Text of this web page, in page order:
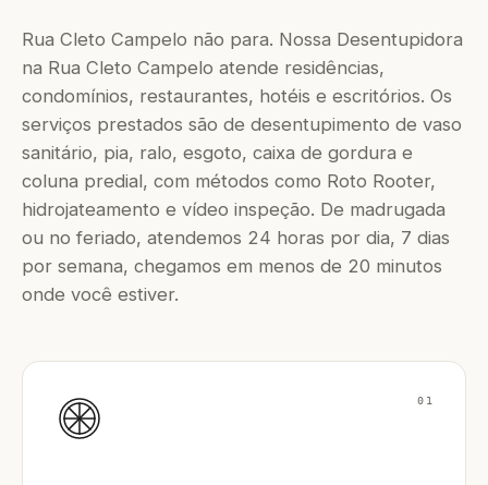
Rua Cleto Campelo não para. Nossa Desentupidora
na Rua Cleto Campelo atende residências,
condomínios, restaurantes, hotéis e escritórios. Os
serviços prestados são de desentupimento de vaso
sanitário, pia, ralo, esgoto, caixa de gordura e
coluna predial, com métodos como Roto Rooter,
hidrojateamento e vídeo inspeção. De madrugada
ou no feriado, atendemos 24 horas por dia, 7 dias
por semana, chegamos em menos de 20 minutos
onde você estiver.
01